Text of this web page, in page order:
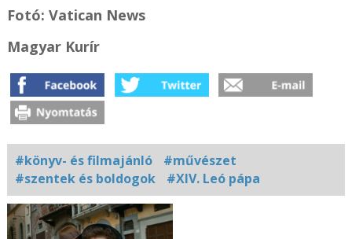
Fotó: Vatican News
Magyar Kurír
#könyv- és filmajánló
#művészet
#szentek és boldogok
#XIV. Leó pápa
Kapcsolódó